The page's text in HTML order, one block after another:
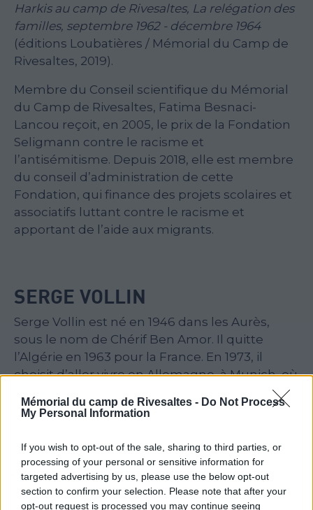
Mémorial du camp de Rivesaltes - Do Not Process
My Personal Information
If you wish to opt-out of the sale, sharing to third parties, or
processing of your personal or sensitive information for
targeted advertising by us, please use the below opt-out
section to confirm your selection. Please note that after your
opt-out request is processed you may continue seeing
Harkis au camp de Rivesaltes, La relégation des
familles, septembre 1962 - décembre 1964
(éditions Loubatières / Mémorial du Camp de
Rivesaltes, 2019).
Membre du Conseil scientifique du Mémorial
du Camp de Rivesaltes, Fatima Besnaci-
Lancou reçoit, en 2005, le prix de la Fondation
Seligmann contre le racisme et
l’antisémitisme. Depuis 2018, elle est membre
du conseil d’administration de cette
Fondation, qui finance des projets scolaires et
associatifs luttant contre le racisme et
apportant de l’aide aux migrants.
SERGE VOLLIN
Serge Vollin est né en 1946 dans les Aurès,
sous le nom de Chérif Ben Amor. Il quitte
l’Algérie en 1963 pour la France. En 1973, il
choisit d’aller vivre en Allemagne, à Munich, où
il travaille comme agent de sécurité. Son passé
traumatique le conduit régulièrement à faire
psychiatriques, où il commence à peindre
dans une optique thérapeutique.
Encouragé à poursuivre, il est remarqué par